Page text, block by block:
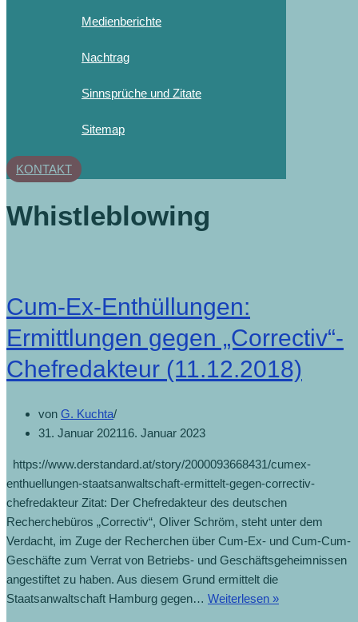
Medienberichte
Nachtrag
Sinnsprüche und Zitate
Sitemap
KONTAKT
Whistleblowing
Cum-Ex-Enthüllungen:
Ermittlungen gegen „Correctiv“-
Chefredakteur (11.12.2018)
von G. Kuchta
31. Januar 202116. Januar 2023
https://www.derstandard.at/story/2000093668431/cumex-
enthuellungen-staatsanwaltschaft-ermittelt-gegen-correctiv-
chefredakteur Zitat: Der Chefredakteur des deutschen
Recherchebüros „Correctiv“, Oliver Schröm, steht unter dem
Verdacht, im Zuge der Recherchen über Cum-Ex- und Cum-Cum-
Geschäfte zum Verrat von Betriebs- und Geschäftsgeheimnissen
angestiftet zu haben. Aus diesem Grund ermittelt die
Staatsanwaltschaft Hamburg gegen… Weiterlesen »